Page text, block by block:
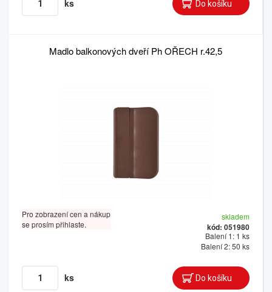
ks
Madlo balkonových dveří Ph OŘECH r.42,5
Pro zobrazení cen a nákup
se prosím přihlaste.
skladem
kód: 051980
Balení 1: 1 ks
Balení 2: 50 ks
ks